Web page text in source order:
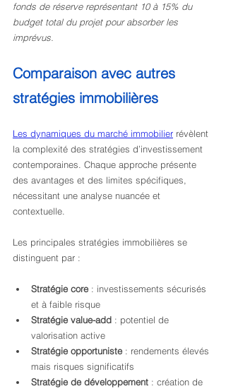
fonds de réserve représentant 10 à 15% du
budget total du projet pour absorber les
imprévus.
Comparaison avec autres
stratégies immobilières
Les dynamiques du marché immobilier révèlent
la complexité des stratégies d’investissement
contemporaines. Chaque approche présente
des avantages et des limites spécifiques,
nécessitant une analyse nuancée et
contextuelle.
Les principales stratégies immobilières se
distinguent par :
Stratégie core : investissements sécurisés
et à faible risque
Stratégie value-add : potentiel de
valorisation active
Stratégie opportuniste : rendements élevés
mais risques significatifs
Stratégie de développement : création de